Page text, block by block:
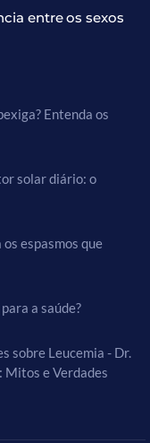
entre os sexos
Entenda os
solar diário: o
os espasmos que
a saúde?
sobre Leucemia - Dr.
Mitos e Verdades